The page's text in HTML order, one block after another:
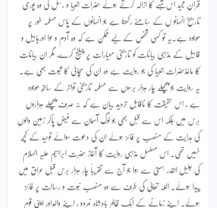
قرآن مجید اس شبہے کا ازالہ کرتے ہوئے حضرات انبیا و رسل کی وہ پوری
تاریخ انسانو ں کے سامنے رکھتا ہے جو انسانوں کے پاس مسلمہ طور پر
موجود ہے۔یہ تو کسی شخص کے لیے ممکن ہے کہ وہ آدم و حوا اورہابیل و
قابیل کے مذہبی بیانات کو تاریخی معیارات پر چیلنج کرے، مگر ان بیانات
کا ماخذحضرات انبیا کی جو روایت ہے وہ ان کی سچائی کا ثبوت بھی ہے۔
یہ روایت جو پچھلے چار ہزار برسوں سے مسلمہ تاریخی تواتر کے ساتھ موجود
ہے ، اس حقیقت کا ناقابل تردید بیان ہے کہ نہ صرف پچھلے ہزاروں
برس میں بلکہ اس سے قبل بھی جو لوگ آسمان سے فیض پاکر زمین والوں
کی ہدایت کے منصب پر فائز ہوئے ان کی دعوت سوائے توحید کے کچھ
نہیں تھی۔ اس مسلسل مذہبی روایت کا آغاز حضرت ابراہیم علیہ السلام
کی جلیل القدر ہستی سے ہوا جو آج سے تقریباً چار ہزار برس قبل عراق میں
پیدا ہوئے۔ اللہ تعالیٰ کی طرف سے وہ منصب نبوت و رسالت پر فائز
ہوئے۔ اپنے زمانے کے ایک ظالم بادشاہ نمردو ، اپنے والداور اپنی قوم